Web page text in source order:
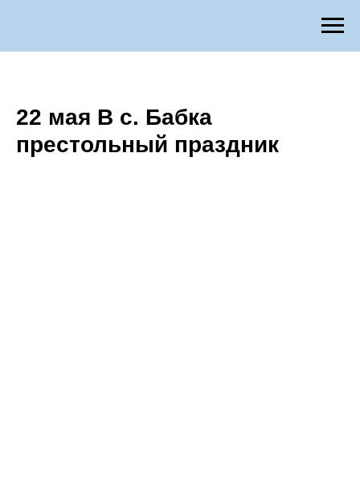
22 мая В с. Бабка
престольный праздник